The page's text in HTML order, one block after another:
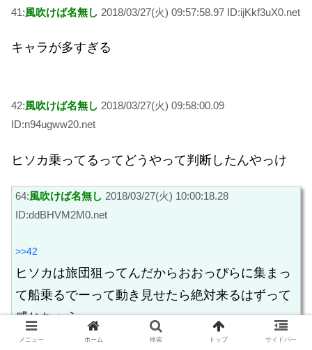
41:風吹けば名無し 2018/03/27(火) 09:57:58.97 ID:ijKkf3uX0.net
キャラが多すぎる
42:風吹けば名無し 2018/03/27(火) 09:58:00.09
ID:n94ugww20.net
ヒソカ乗ってるってどうやって判断したんやっけ
64:風吹けば名無し 2018/03/27(火) 10:00:18.28
ID:ddBHVM2M0.net
>>42
ヒソカは旅団狙ってんだからおおっぴらに集まっ
て船乗るでーって動き見せたら絶対来るはずって
感じちゃう
メニュー ホーム 検索 トップ サイドバー